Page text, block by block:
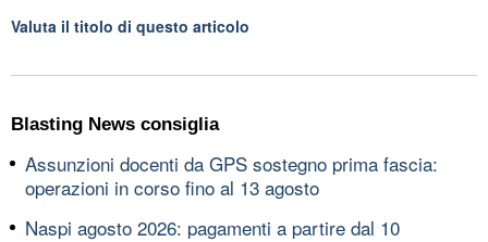
Valuta il titolo di questo articolo
Blasting News consiglia
Assunzioni docenti da GPS sostegno prima fascia:
operazioni in corso fino al 13 agosto
Naspi agosto 2026: pagamenti a partire dal 10